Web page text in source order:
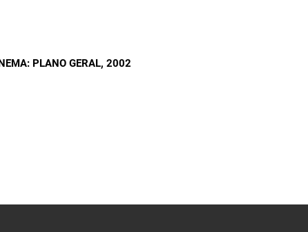
PLANO GERAL, 2002